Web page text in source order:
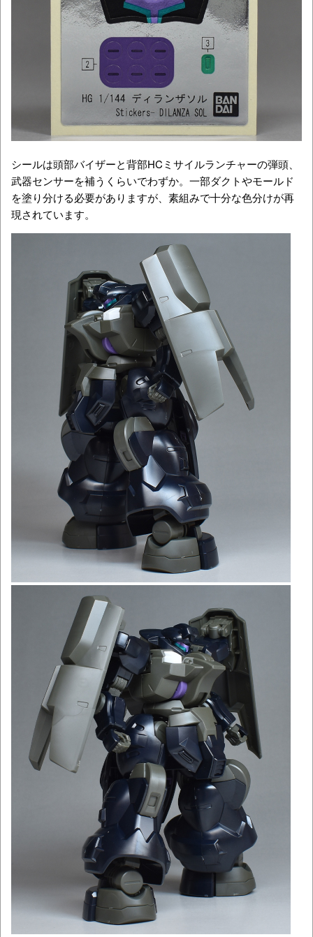
シールは頭部バイザーと背部HCミサイルランチャーの弾頭、
武器センサーを補うくらいでわずか。一部ダクトやモールド
を塗り分ける必要がありますが、素組みで十分な色分けが再
現されています。